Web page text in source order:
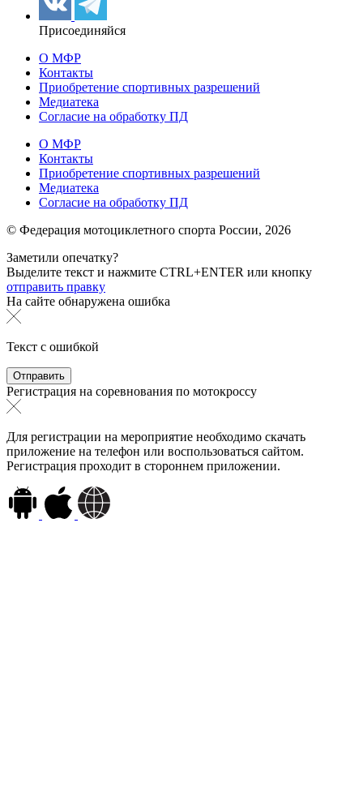
Присоединяйся
О МФР
Контакты
Приобретение спортивных разрешений
Медиатека
Согласие на обработку ПД
О МФР
Контакты
Приобретение спортивных разрешений
Медиатека
Согласие на обработку ПД
© Федерация мотоциклетного спорта России, 2026
Заметили опечатку?
Выделите текст и нажмите CTRL+ENTER или кнопку
отправить правку
На сайте обнаружена ошибка
Текст с ошибкой
Регистрация на соревнования по мотокроссу
Для регистрации на мероприятие необходимо скачать
приложение на телефон или воспользоваться сайтом.
Регистрация проходит в стороннем приложении.